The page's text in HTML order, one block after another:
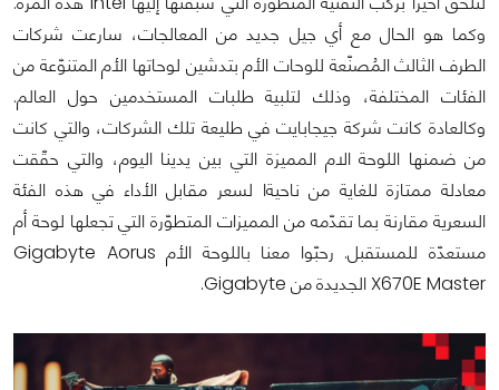
وكما هو الحال مع أي جيل جديد من المعالجات، سارعت شركات
الطرف الثالث المُصنّعة للوحات الأم بتدشين لوحاتها الأم المتنوّعة من
الفئات المختلفة، وذلك لتلبية طلبات المستخدمين حول العالم.
وكالعادة كانت شركة جيجابايت في طليعة تلك الشركات، والتي كانت
من ضمنها اللوحة الام المميزة التي بين يدينا اليوم، والتي حقّقت
معادلة ممتازة للغاية من ناحيةا لسعر مقابل الأداء في هذه الفئة
السعرية مقارنة بما تقدّمه من المميزات المتطوّرة التي تجعلها لوحة أم
مستعدّة للمستقبل. رحبّوا معنا باللوحة الأم Gigabyte Aorus
X670E Master الجديدة من Gigabyte.